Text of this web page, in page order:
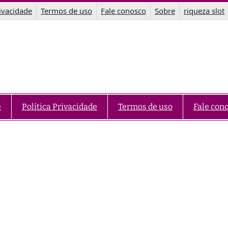
Termos de uso Fale conosco Sobre riqueza slot
Política Privacidade Termos de uso Fale